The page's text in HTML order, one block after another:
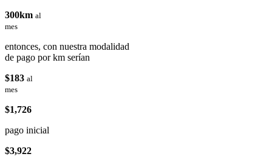
300km al
mes
entonces, con nuestra modalidad
de pago por km serían
$183 al
mes
$1,726
pago inicial
$3,922